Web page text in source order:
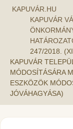
KAPUVÁR.HU
KAPUVÁR
247/2018.
KAPUVÁR
MÓDOSÍTÁSÁRA
ESZKÖZÖK
JÓVÁHAGYÁSA)